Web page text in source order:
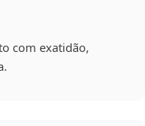
com exatidão,